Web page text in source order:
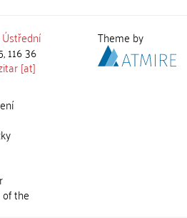
Ústřední
116 36
[at]
the
Theme by